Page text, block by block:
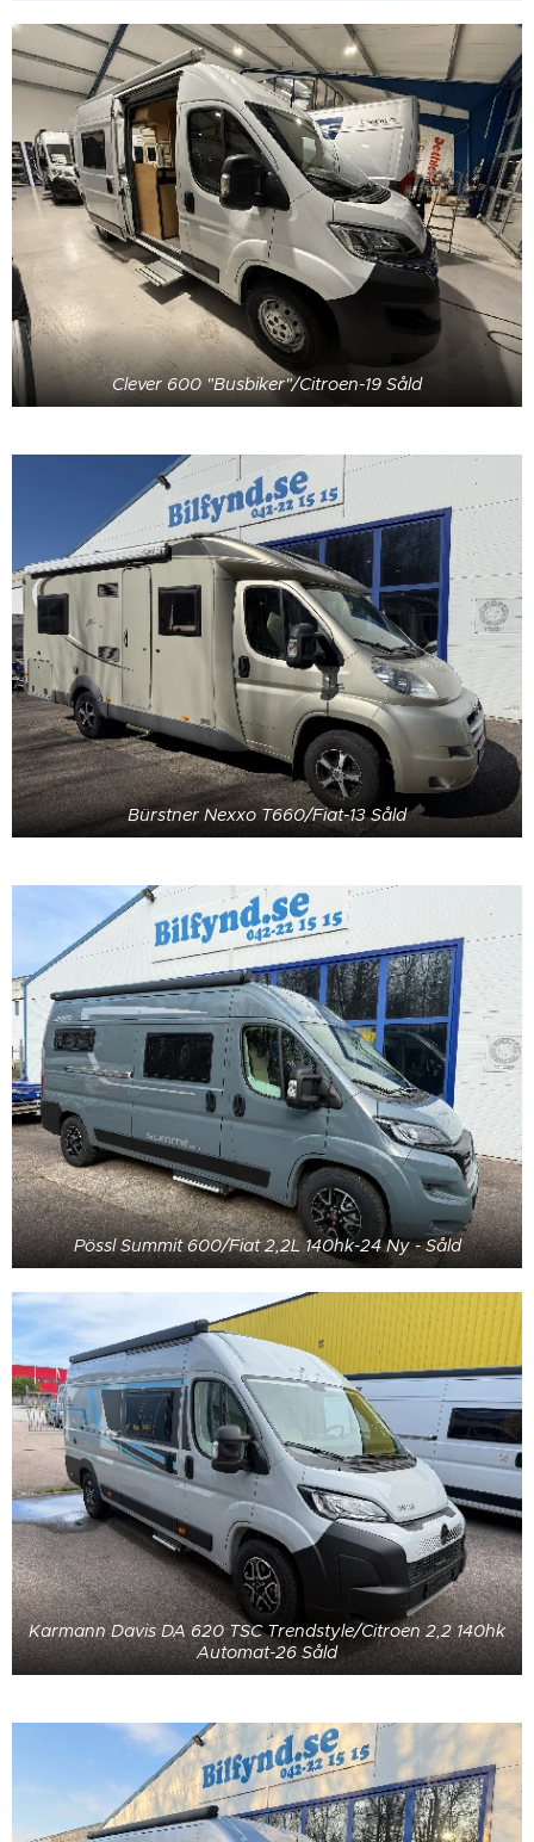
Clever 600 "Busbiker"/Citroen-19 Såld
Bürstner Nexxo T660/Fiat-13 Såld
Pössl Summit 600/Fiat 2,2L 140hk-24 Ny - Såld
Karmann Davis DA 620 TSC Trendstyle/Citroen 2,2 140hk
Automat-26 Såld